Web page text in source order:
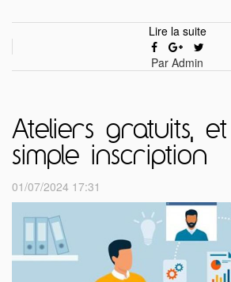
Lire la suite
Par Admin
Ateliers gratuits,
simple inscription
01/07/2024 17:31